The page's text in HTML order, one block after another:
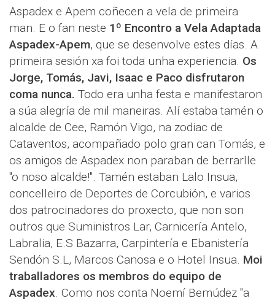
Aspadex e Apem coñecen a vela de primeira
man. E o fan neste 1º Encontro a Vela Adaptada
Aspadex-Apem, que se desenvolve estes días. A
primeira sesión xa foi toda unha experiencia. Os
Jorge, Tomás, Javi, Isaac e Paco disfrutaron
coma nunca. Todo era unha festa e manifestaron
a súa alegría de mil maneiras. Alí estaba tamén o
alcalde de Cee, Ramón Vigo, na zodiac de
Cataventos, acompañado polo gran can Tomás, e
os amigos de Aspadex non paraban de berrarlle
"o noso alcalde!". Tamén estaban Lalo Insua,
concelleiro de Deportes de Corcubión, e varios
dos patrocinadores do proxecto, que non son
outros que Suministros Lar, Carnicería Antelo,
Labralia, E.S Bazarra, Carpintería e Ebanistería
Sendón S.L, Marcos Canosa e o Hotel Insua. Moi
traballadores os membros do equipo de
Aspadex. Como nos conta Noemí Bemúdez "a